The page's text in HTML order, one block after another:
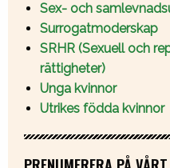
Sex- och
Surrogatmoderskap
SRHR (Sexuell och
rättigheter)
Unga kvinnor
Utrikes födda kvinnor